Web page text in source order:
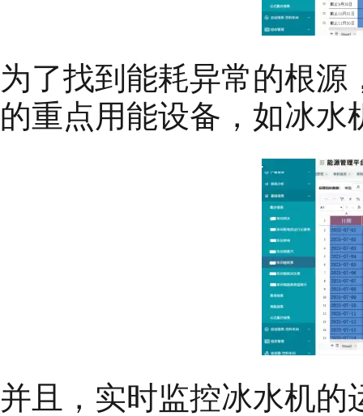
为了找到能耗异常的根
的重点用能设备，如冰
并且，实时监控冰水机